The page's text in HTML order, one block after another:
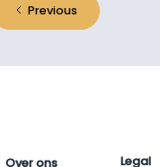
Previous
Over ons Legal